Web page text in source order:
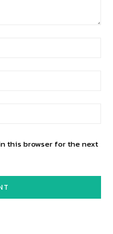
this browser for the next